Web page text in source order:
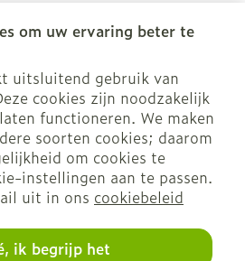
om uw ervaring beter te
uitsluitend gebruik van
cookies zijn noodzakelijk
functioneren. We maken
soorten cookies; daarom
om cookies te
instellingen aan te passen.
uit in ons cookiebeleid
ik begrijp het